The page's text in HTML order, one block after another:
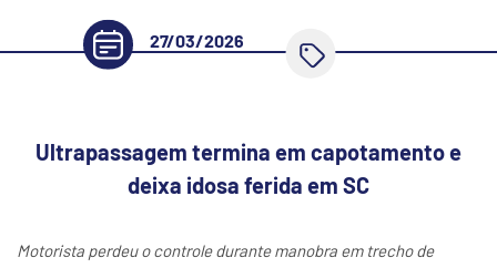
27/03/2026
Ultrapassagem termina em capotamento e
deixa idosa ferida em SC
Motorista perdeu o controle durante manobra em trecho de